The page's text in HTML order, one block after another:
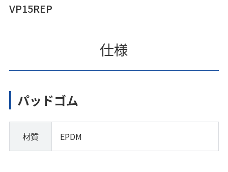
VP15REP
仕様
パッドゴム
材質 EPDM